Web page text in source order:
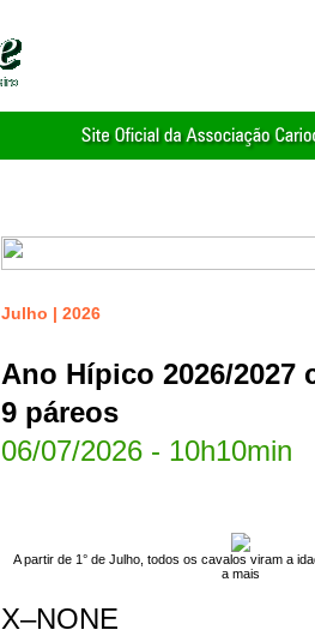
Julho | 2026
Ano Hípico 2026/2027
9 páreos
06/07/2026 - 10h10min
A partir de 1° de Julho, todos os cavalos viram a
a mais
X–NONE